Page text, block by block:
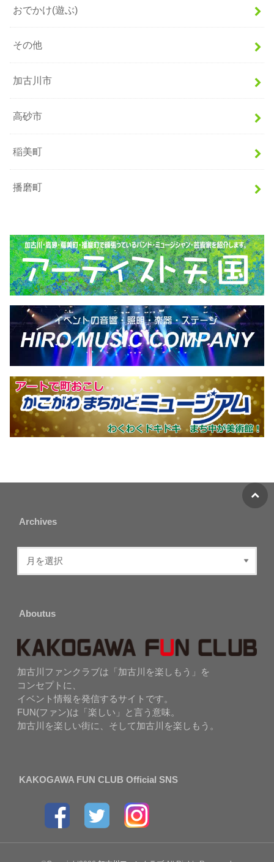
おでかけ(遊ぶ)
その他
加古川市
高砂市
稲美町
播磨町
Archives
Aboutus
加古川ファンクラブは「加古川を楽しもう」を
コンセプトに、
イベント情報を発信するサイトです。
FUN(ファン)は「楽しい」と言う意味。
加古川を楽しい街に、そして加古川を楽しもう。
KAKOGAWA FUN CLUB Official SNS